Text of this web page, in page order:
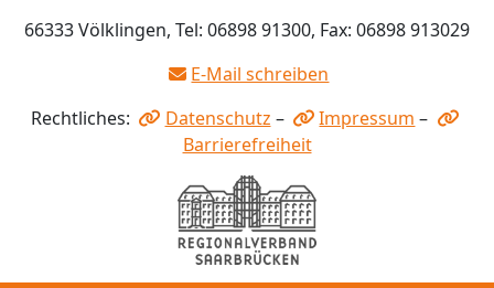
66333 Völklingen, Tel: 06898 91300, Fax: 06898 913029
E-Mail schreiben
Rechtliches:
Datenschutz – Impressum –
Barrierefreiheit